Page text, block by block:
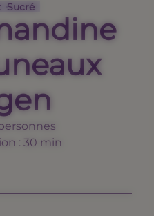
Sucré
: 30 min